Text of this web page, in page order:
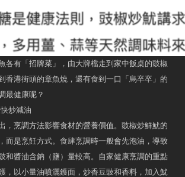
各有「招牌菜」，由大牌檔走到家中飯桌的豉椒
香港街頭的章魚燒，還有食到一口「烏卒卒」的
最健康呢？
炒減油
，烹調方法影響食材的營養價值。豉椒炒鮮魷的
而是烹飪方式。食肆烹調時一般會先泡油，導致
和醬油含鈉（鹽）量較高。自家健康烹調的重點
，以小量油噴灑鑊面，炒香豆豉和香料，加入魷